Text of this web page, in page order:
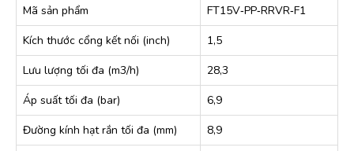
Mã sản phẩm
FT15V‐PP‐RRVR‐F1
Kích thước cổng kết nối (inch)
1,5
Lưu lượng tối đa (m3/h)
28,3
Áp suất tối đa (bar)
6,9
Đường kính hạt rắn tối đa (mm)
8,9